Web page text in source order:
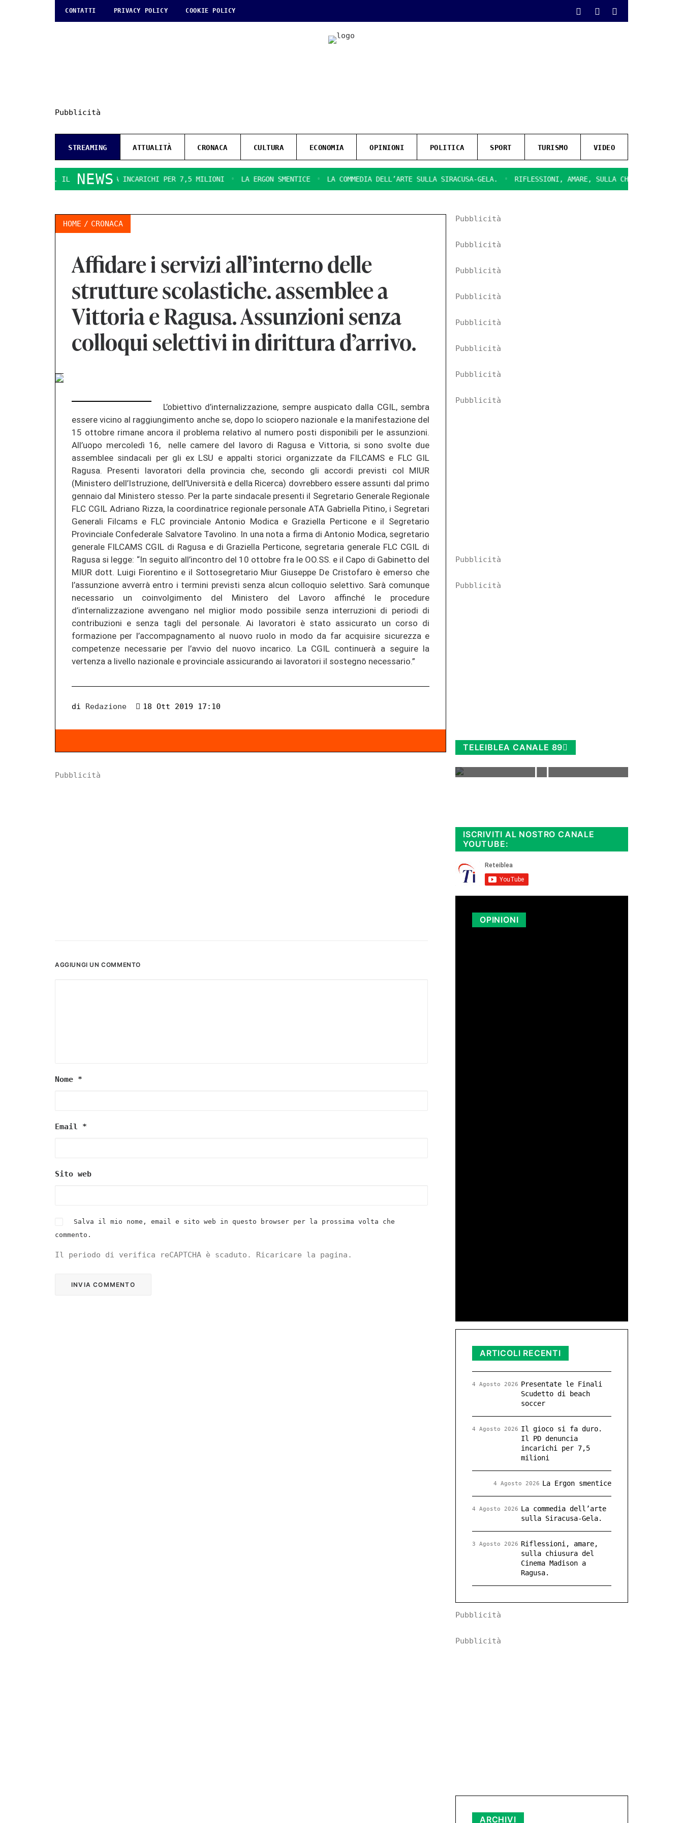
CONTATTI PRIVACY POLICY COOKIE POLICY
Pubblicità
STREAMING ATTUALITÀ CRONACA CULTURA ECONOMIA OPINIONI POLITICA SPORT TURISMO VIDEO
NEWS
DURO. IL PD DENUNCIA INCARICHI PER 7,5 MILIONI LA ERGON SMENTICE LA COMMEDIA DELL’ARTE SULLA SIRACUSA-GELA. RIFLESSIONI, AMARE, SULLA CHIUSURA DEL CINEMA
HOME CRONACA
Affidare i servizi all’interno delle
strutture scolastiche. assemblee a
Vittoria e Ragusa. Assunzioni senza
colloqui selettivi in dirittura d’arrivo.
L’obiettivo d’internalizzazione, sempre auspicato dalla CGIL, sembra
essere vicino al raggiungimento anche se, dopo lo sciopero nazionale e la manifestazione del
15 ottobre rimane ancora il problema relativo al numero posti disponibili per le assunzioni.
All’uopo mercoledì 16, nelle camere del lavoro di Ragusa e Vittoria, si sono svolte due
assemblee sindacali per gli ex LSU e appalti storici organizzate da FILCAMS e FLC GIL
Ragusa. Presenti lavoratori della provincia che, secondo gli accordi previsti col MIUR
(Ministero dell’Istruzione, dell’Università e della Ricerca) dovrebbero essere assunti dal primo
gennaio dal Ministero stesso. Per la parte sindacale presenti il Segretario Generale Regionale
FLC CGIL Adriano Rizza, la coordinatrice regionale personale ATA Gabriella Pitino, i Segretari
Generali Filcams e FLC provinciale Antonio Modica e Graziella Perticone e il Segretario
Provinciale Confederale Salvatore Tavolino. In una nota a firma di Antonio Modica, segretario
generale FILCAMS CGIL di Ragusa e di Graziella Perticone, segretaria generale FLC CGIL di
Ragusa si legge: “In seguito all’incontro del 10 ottobre fra le OO.SS. e il Capo di Gabinetto del
MIUR dott. Luigi Fiorentino e il Sottosegretario Miur Giuseppe De Cristofaro è emerso che
l’assunzione avverrà entro i termini previsti senza alcun colloquio selettivo. Sarà comunque
necessario un coinvolgimento del Ministero del Lavoro affinché le procedure
d’internalizzazione avvengano nel miglior modo possibile senza interruzioni di periodi di
contribuzioni e senza tagli del personale. Ai lavoratori è stato assicurato un corso di
formazione per l’accompagnamento al nuovo ruolo in modo da far acquisire sicurezza e
competenze necessarie per l’avvio del nuovo incarico. La CGIL continuerà a seguire la
vertenza a livello nazionale e provinciale assicurando ai lavoratori il sostegno necessario.”
di Redazione 18 Ott 2019 17:10
Pubblicità
AGGIUNGI UN COMMENTO
Nome *
Email *
Sito web
Salva il mio nome, email e sito web in questo browser per la prossima volta che
commento.
Il periodo di verifica reCAPTCHA è scaduto. Ricaricare la pagina.
Pubblicità
Pubblicità
Pubblicità
Pubblicità
Pubblicità
Pubblicità
Pubblicità
Pubblicità
Pubblicità
Pubblicità
TELEIBLEA CANALE 89
ISCRIVITI AL NOSTRO CANALE
YOUTUBE:
OPINIONI
ARTICOLI RECENTI
Presentate le Finali
Scudetto di beach
soccer
4 Agosto 2026
Il gioco si fa duro.
Il PD denuncia
incarichi per 7,5
milioni
4 Agosto 2026
La Ergon smentice
4 Agosto 2026
La commedia dell’arte
sulla Siracusa-Gela.
4 Agosto 2026
Riflessioni, amare,
sulla chiusura del
Cinema Madison a
Ragusa.
3 Agosto 2026
Pubblicità
Pubblicità
ARCHIVI